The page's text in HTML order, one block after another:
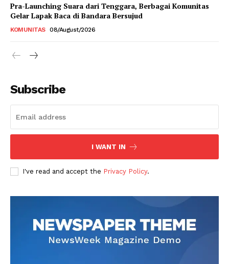
Pra-Launching Suara dari Tenggara, Berbagai Komunitas
Gelar Lapak Baca di Bandara Bersujud
KOMUNITAS 08/August/2026
Subscribe
I WANT IN
I've read and accept the Privacy Policy.